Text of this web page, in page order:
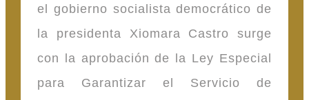
el gobierno socialista democrático de
la presidenta Xiomara Castro surge
con la aprobación de la Ley Especial
para Garantizar el Servicio de